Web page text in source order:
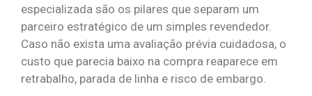
especializada são os pilares que separam um
parceiro estratégico de um simples revendedor.
Caso não exista uma avaliação prévia cuidadosa, o
custo que parecia baixo na compra reaparece em
retrabalho, parada de linha e risco de embargo.